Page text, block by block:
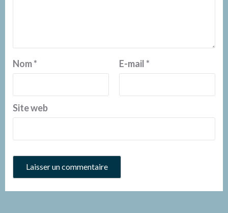
Nom* E-mail*
Site web